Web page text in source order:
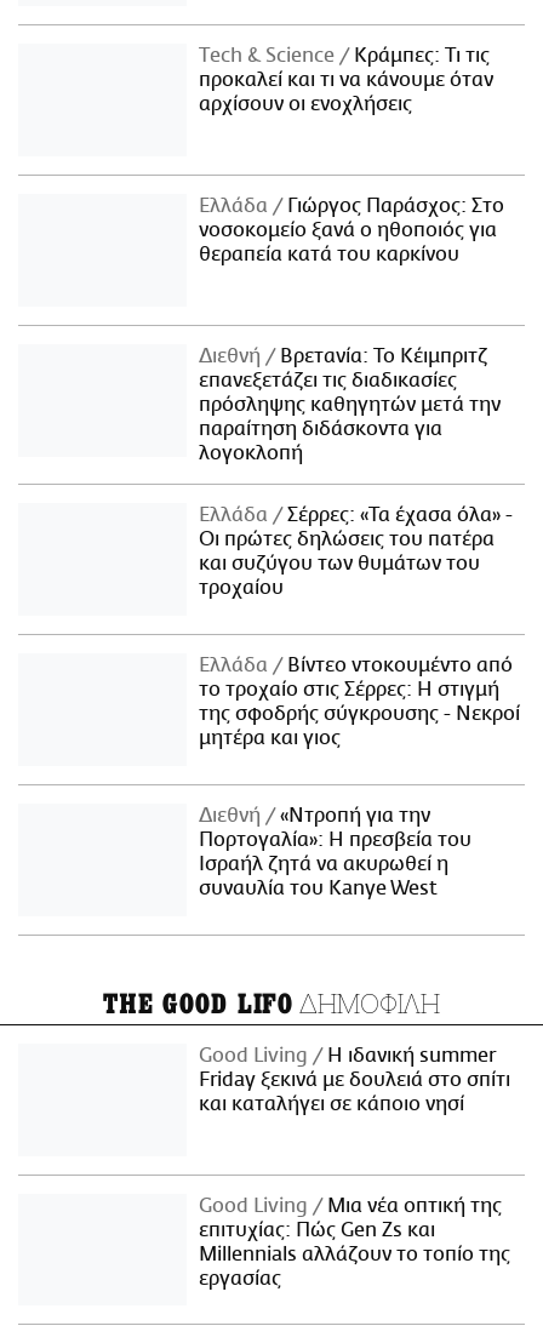
Τech & Science
Κράμπες: Τι τις
προκαλεί και τι να κάνουμε όταν
αρχίσουν οι ενοχλήσεις
Ελλάδα
Γιώργος Παράσχος: Στο
νοσοκομείο ξανά ο ηθοποιός για
θεραπεία κατά του καρκίνου
Διεθνή
Βρετανία: Το Κέιμπριτζ
επανεξετάζει τις διαδικασίες
πρόσληψης καθηγητών μετά την
παραίτηση διδάσκοντα για
λογοκλοπή
Ελλάδα
Σέρρες: «Τα έχασα όλα» -
Οι πρώτες δηλώσεις του πατέρα
και συζύγου των θυμάτων του
τροχαίου
Ελλάδα
Βίντεο ντοκουμέντο από
το τροχαίο στις Σέρρες: Η στιγμή
της σφοδρής σύγκρουσης - Νεκροί
μητέρα και γιος
Διεθνή
«Ντροπή για την
Πορτογαλία»: Η πρεσβεία του
Ισραήλ ζητά να ακυρωθεί η
συναυλία του Kanye West
THE GOOD LIFO ΔΗΜΟΦΙΛΗ
Good Living
Η ιδανική summer
Friday ξεκινά με δουλειά στο σπίτι
και καταλήγει σε κάποιο νησί
Good Living
Μια νέα οπτική της
επιτυχίας: Πώς Gen Zs και
Millennials αλλάζουν το τοπίο της
εργασίας